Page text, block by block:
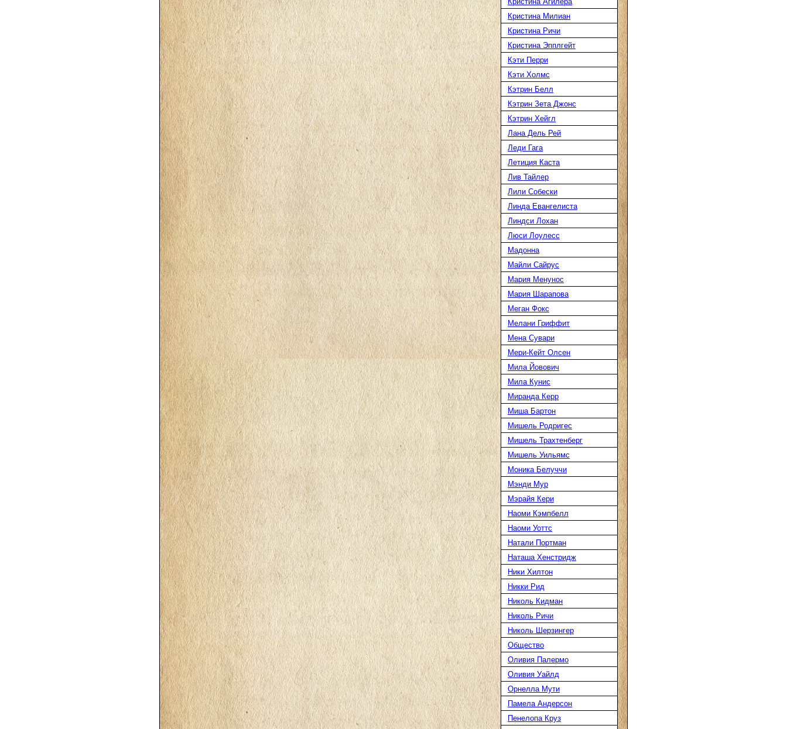
Кристина Милиан
Кристина Ричи
Кристина Эпплгейт
Кэти Перри
Кэти Холмс
Кэтрин Белл
Кэтрин Зета Джонс
Кэтрин Хейгл
Лана Дель Рей
Леди Гага
Летиция Каста
Лив Тайлер
Лили Собески
Линда Евангелиста
Линдси Лохан
Люси Лоулесс
Мадонна
Майли Сайрус
Мария Менунос
Мария Шарапова
Меган Фокс
Мелани Гриффит
Мена Сувари
Мери-Кейт Олсен
Мила Йовович
Мила Кунис
Миранда Керр
Миша Бартон
Мишель Родригес
Мишель Трахтенберг
Мишель Уильямс
Моника Белуччи
Мэнди Мур
Мэрайя Кери
Наоми Кэмпбелл
Наоми Уоттс
Натали Портман
Наташа Хенстридж
Ники Хилтон
Никки Рид
Николь Кидман
Николь Ричи
Николь Шерзингер
Общество
Оливия Палермо
Оливия Уайлд
Орнелла Мути
Памела Андерсон
Пенелопа Круз